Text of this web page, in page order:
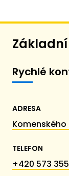
Rychlé
ADRESA
Komenského
TELEFON
+420 573 355